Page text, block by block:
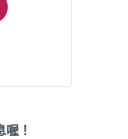
！